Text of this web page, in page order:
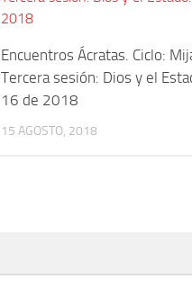
Encuentros Ácratas. Ciclo:
Tercera sesión: Dios y el
16 de 2018
15 AGOSTO, 2018